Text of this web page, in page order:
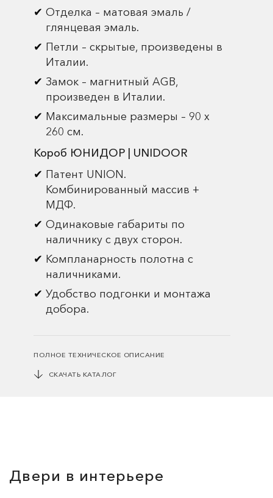
Отделка – матовая эмаль /
глянцевая эмаль.
Петли – скрытые, произведены в
Италии.
Замок – магнитный AGB,
произведен в Италии.
Максимальные размеры – 90 х
260 см.
Короб ЮНИДОР | UNIDOOR
Патент UNION.
Комбинированный массив +
МДФ.
Одинаковые габариты по
наличнику с двух сторон.
Компланарность полотна с
наличниками.
Удобство подгонки и монтажа
добора.
ПОЛНОЕ ТЕХНИЧЕСКОЕ ОПИСАНИЕ
СКАЧАТЬ КАТАЛОГ
Двери в интерьере